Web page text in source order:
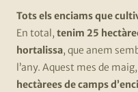
Tots els enciams que
En total, tenim 25
hortalissa, que anem
l’any. Aquest mes de
hectàrees de camps